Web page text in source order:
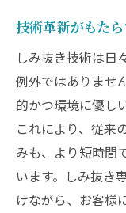
技術革新がもた
しみ抜き技術は日
例外ではありませ
的かつ環境に優し
これにより、従来
みも、より短時間
います。しみ抜き
けながら、お客様